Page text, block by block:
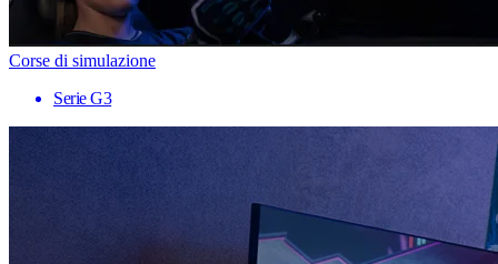
Corse di simulazione
Serie G3